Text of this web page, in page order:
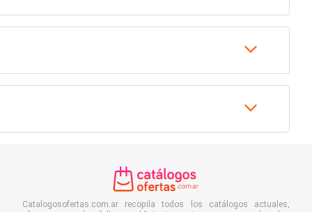
Catalogosofertas.com.ar recopila todos los catálogos actuales,